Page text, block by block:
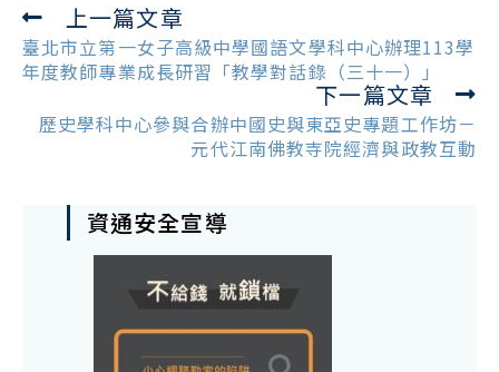
Read
more
articles
上一篇文章
臺北市立第一女子高級中學國語文學科中心辦理113學
年度教師專業成長研習「教學對話錄（三十一）」
下一篇文章
歷史學科中心參與合辦中國史與東亞史專題工作坊－
元代江南佛教寺院經濟與政教互動
資通安全宣導